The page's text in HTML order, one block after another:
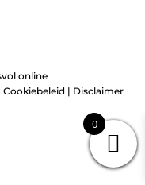
online
Cookiebeleid | Disclaimer
0